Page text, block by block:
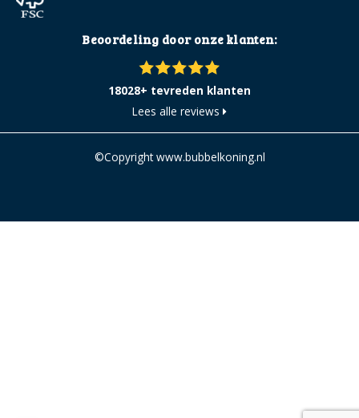
Beoordeling door onze klanten:
18028+ tevreden klanten
Lees alle reviews
©Copyright www.bubbelkoning.nl